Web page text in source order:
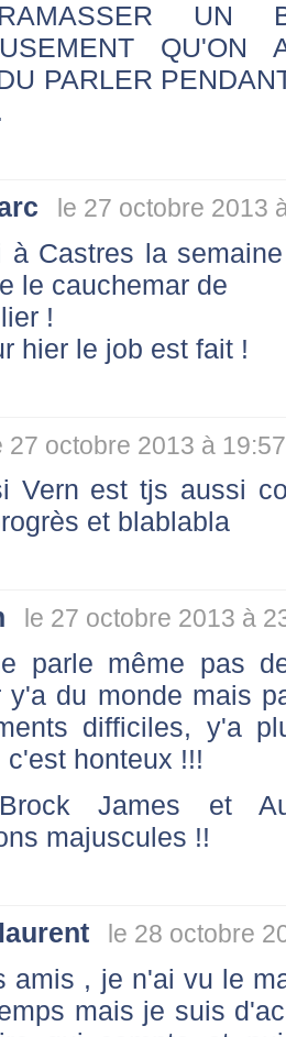
UN
PARLER
le 27 octobre 2013
à Castres la
le cauchemar de
!
hier le job est fait !
27 octobre 2013 à 19:57
Vern est tjs aussi
et blablabla
le 27 octobre 2013 à
parle même pas
y'a du monde mais
difficiles, y'a
c'est honteux !!!
James et
majuscules !!
le 28 octobre
amis , je n'ai vu le
mais je suis